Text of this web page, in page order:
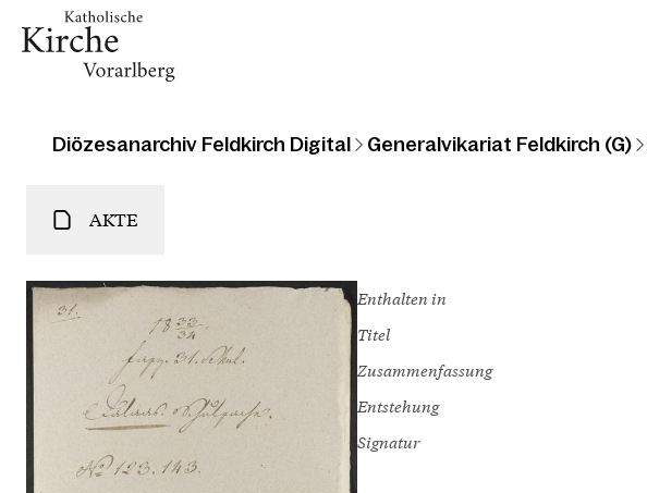
Diözesanarchiv Feldkirch Digital Generalvikariat Feldkirch (G)
AKTE
Enthalten in
Titel
Zusammenfassung
Entstehung
Signatur